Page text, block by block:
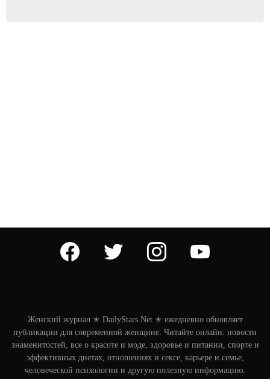
facebook twitter instagram youtube
Женский журнал ✭ DailyStars.Net ✭ ежедневно обновляет
публикации для современной женщине. Читайте онлайн: новости
знаменитостей, все о красоте и моде, здоровье и питании, спорте и
эффективных диетах, отношениях и сексе, карьере и семье,
человеческой психологии и другую полезную информацию.